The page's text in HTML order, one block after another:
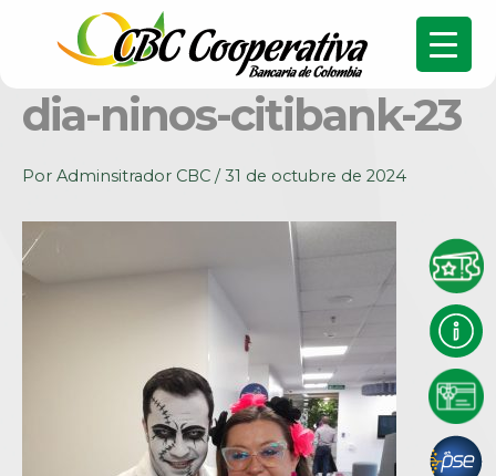
dia-ninos-citibank-23
Por Adminsitrador CBC /31 de octubre de 2024